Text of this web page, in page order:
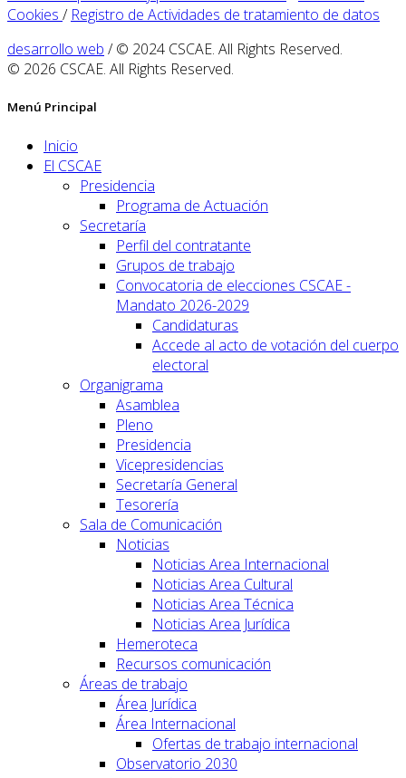
Cookies / Registro de Actividades de tratamiento de datos
desarrollo web / © 2024 CSCAE. All Rights Reserved.
© 2026 CSCAE. All Rights Reserved.
Menú Principal
Inicio
El CSCAE
Presidencia
Programa de Actuación
Secretaría
Perfil del contratante
Grupos de trabajo
Convocatoria de elecciones CSCAE -
Mandato 2026-2029
Candidaturas
Accede al acto de votación del cuerpo
electoral
Organigrama
Asamblea
Pleno
Presidencia
Vicepresidencias
Secretaría General
Tesorería
Sala de Comunicación
Noticias
Noticias Area Internacional
Noticias Area Cultural
Noticias Area Técnica
Noticias Area Jurídica
Hemeroteca
Recursos comunicación
Áreas de trabajo
Área Jurídica
Área Internacional
Ofertas de trabajo internacional
Observatorio 2030